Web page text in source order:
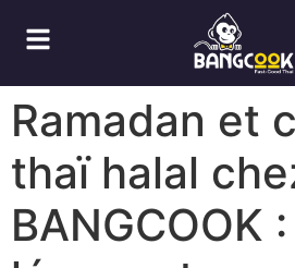
Ramadan et
thaï halal
BANGCOOK